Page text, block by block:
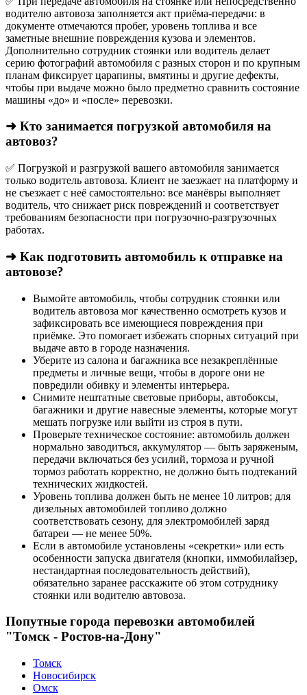
водителю автовоза заполняется акт приёма-передачи: в
документе отмечаются пробег, уровень топлива и все
заметные внешние повреждения кузова и элементов.
Дополнительно сотрудник стоянки или водитель делает
серию фотографий автомобиля с разных сторон и по крупным
планам фиксирует царапины, вмятины и другие дефекты,
чтобы при выдаче можно было предметно сравнить состояние
машины «до» и «после» перевозки.
➜ Кто занимается погрузкой автомобиля на
автовоз?
✅ Погрузкой и разгрузкой вашего автомобиля занимается
только водитель автовоза. Клиент не заезжает на платформу и
не съезжает с неё самостоятельно: все манёвры выполняет
водитель, что снижает риск повреждений и соответствует
требованиям безопасности при погрузочно-разгрузочных
работах.
➜ Как подготовить автомобиль к отправке на
автовозе?
Вымойте автомобиль, чтобы сотрудник стоянки или
водитель автовоза мог качественно осмотреть кузов и
зафиксировать все имеющиеся повреждения при
приёмке. Это помогает избежать спорных ситуаций при
выдаче авто в городе назначения.
Уберите из салона и багажника все незакреплённые
предметы и личные вещи, чтобы в дороге они не
повредили обивку и элементы интерьера.
Снимите нештатные световые приборы, автобоксы,
багажники и другие навесные элементы, которые могут
мешать погрузке или выйти из строя в пути.
Проверьте техническое состояние: автомобиль должен
нормально заводиться, аккумулятор — быть заряженым,
передачи включаться без усилий, тормоза и ручной
тормоз работать корректно, не должно быть подтеканий
технических жидкостей.
Уровень топлива должен быть не менее 10 литров; для
дизельных автомобилей топливо должно
соответствовать сезону, для электромобилей заряд
батареи — не менее 50%.
Если в автомобиле установлены «секретки» или есть
особенности запуска двигателя (кнопки, иммобилайзер,
нестандартная последовательность действий),
обязательно заранее расскажите об этом сотруднику
стоянки или водителю автовоза.
Попутные города перевозки автомобилей
"Томск - Ростов-на-Дону"
Томск
Новосибирск
Омск